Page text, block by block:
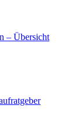
– Übersicht